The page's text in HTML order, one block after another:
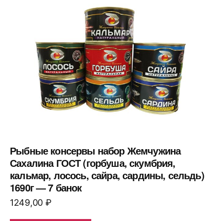
Рыбные консервы набор Жемчужина
Сахалина ГОСТ (горбуша, скумбрия,
кальмар, лосось, сайра, сардины, сельдь)
1690г — 7 банок
1249,00 ₽